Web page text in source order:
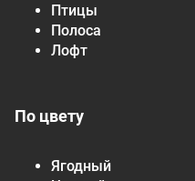
Птицы
Полоса
Лофт
По цвету
Ягодный